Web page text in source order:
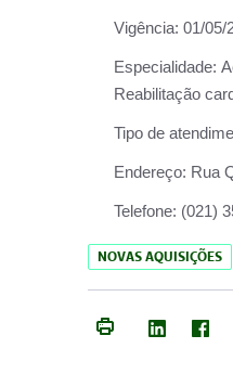
Vigência: 01/05/
Especialidade:
Reabilitação
Tipo de
Endereço: Rua
Telefone: (021)
NOVAS AQUISIÇÕES